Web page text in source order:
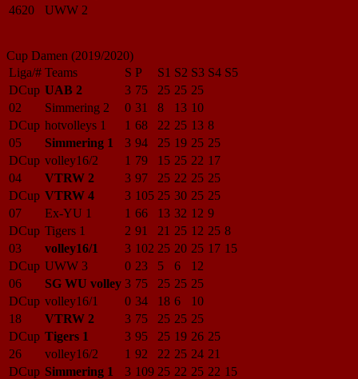
4620
UWW 2
Cup Damen (2019/2020)
Liga/# Teams S P S1 S2 S3 S4 S5
DCup UAB 2 3 75 25 25 25
02
Simmering 2 0 31 8 13 10
DCup hotvolleys 1 1 68 22 25 13 8
05
Simmering 1 3 94 25 19 25 25
DCup volley16/2 1 79 15 25 22 17
04
VTRW 2 3 97 25 22 25 25
DCup VTRW 4 3 105 25 30 25 25
07
Ex-YU 1 1 66 13 32 12 9
DCup Tigers 1 2 91 21 25 12 25 8
03
volley16/1 3 102 25 20 25 17 15
DCup UWW 3 0 23 5 6
12
06
SG WU volley 3 75 25 25 25
DCup volley16/1 0 34 18 6
10
18
VTRW 2 3 75 25 25 25
DCup Tigers 1 3 95 25 19 26 25
26
volley16/2 1 92 22 25 24 21
DCup Simmering 1 3 109 25 22 25 22 15